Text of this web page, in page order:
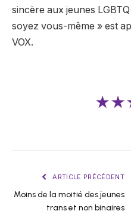
sincère aux jeunes
soyez vous-même » est
VOX.
ARTICLE PRÉCÉDENT
Moins de la moitié des jeunes
trans et non binaires